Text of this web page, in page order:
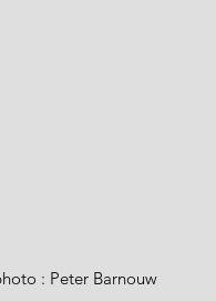
: Peter Barnouw